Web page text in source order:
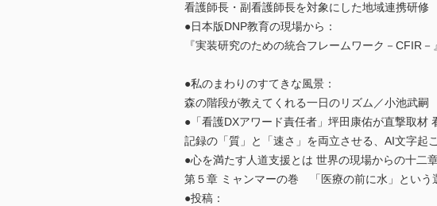
看護師長・副看護師長を対象にした地域連携研
●日本版DNP教育の現場から：
『実装研究のための統合フレームワーク－CFIR
●私のまわりのすてきな風景：
森の階段が教えてくれる一日のリズム／小池武嗣
●「看護DXアワード責任者」坪田康佑が直撃取材
記録の「質」と「速さ」を両立させる、AI文字起
●心を満たす人道支援とは 世界の現場からの十二章
第５章 ミャンマーの巻 「医療の前に水」とい
●投稿：